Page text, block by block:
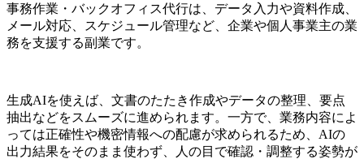
事務作業・バックオフィス代行は、データ入力や資料作成、
メール対応、スケジュール管理など、企業や個人事業主の業
務を支援する副業です。
生成AIを使えば、文書のたたき作成やデータの整理、要点
抽出などをスムーズに進められます。一方で、業務内容によ
っては正確性や機密情報への配慮が求められるため、AIの
出力結果をそのまま使わず、人の目で確認・調整する姿勢が